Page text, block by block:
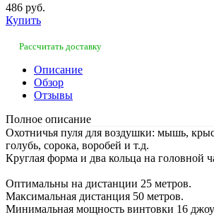
486 руб.
Купить
Рассчитать доставку
Описание
Обзор
Отзывы
Полное описание
Охотничья пуля для воздушки: мышь,
голубь, сорока, воробей и т.д.
Круглая форма и два кольца на головной
Оптимальны на дистанции 25 метров.
Максимальная дистанция 50 метров.
Минимальная мощность винтовки 16